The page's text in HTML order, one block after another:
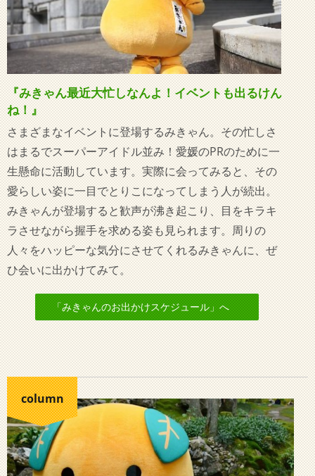
『みきゃん最近大忙しなんよ！イベントも出るけん
ね！』
さまざまなイベントに登場するみきゃん。その忙しさ
はまるでスーパーアイドル並み！愛媛のPRのために一
生懸命に活動しています。実際に会ってみると、その
愛らしい姿に一目でとりこになってしまう人が続出。
みきゃんが登場すると歓声が沸き起こり、目をキラキ
ラさせながら握手を求める姿も見られます。周りの
人々をハッピーな気分にさせてくれるみきゃんに、ぜ
ひ会いに出かけてみて。
「みきゃんのお出かけスケジュール」へ
column